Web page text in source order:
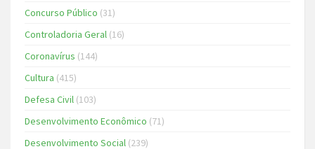
Concurso Público (31)
Controladoria Geral (16)
Coronavírus (144)
Cultura (415)
Defesa Civil (103)
Desenvolvimento Econômico (71)
Desenvolvimento Social (239)